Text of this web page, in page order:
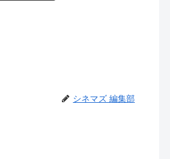
シネマズ 編集部